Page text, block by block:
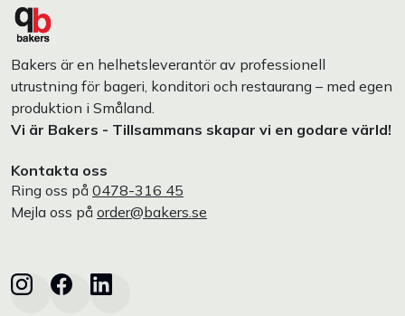
Bakers är en helhetsleverantör av professionell
utrustning för bageri, konditori och restaurang – med egen
produktion i Småland.
Vi är Bakers - Tillsammans skapar vi en godare värld!
Kontakta oss
Ring oss på 0478-316 45
Mejla oss på order@bakers.se